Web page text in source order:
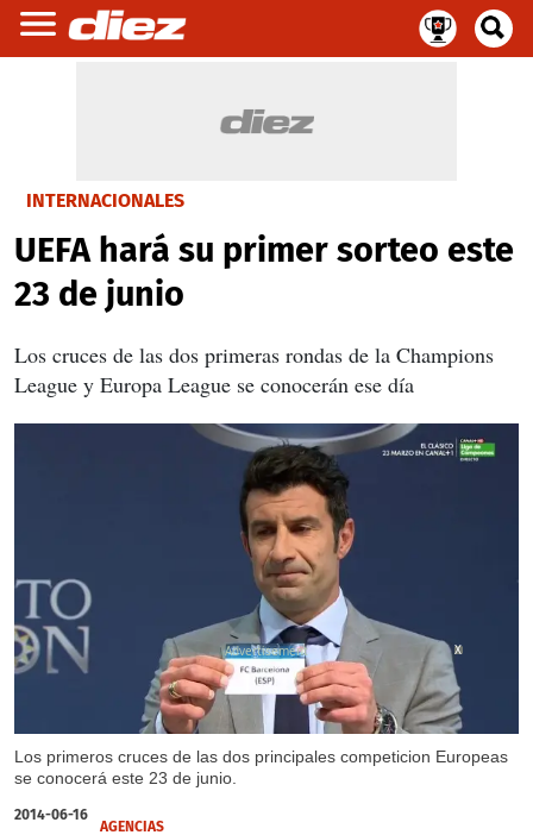
INTERNACIONALES
UEFA hará su primer sorteo este
23 de junio
Los cruces de las dos primeras rondas de la Champions
League y Europa League se conocerán ese día
Los primeros cruces de las dos principales competicion Europeas
se conocerá este 23 de junio.
X
2014-06-16
AGENCIAS